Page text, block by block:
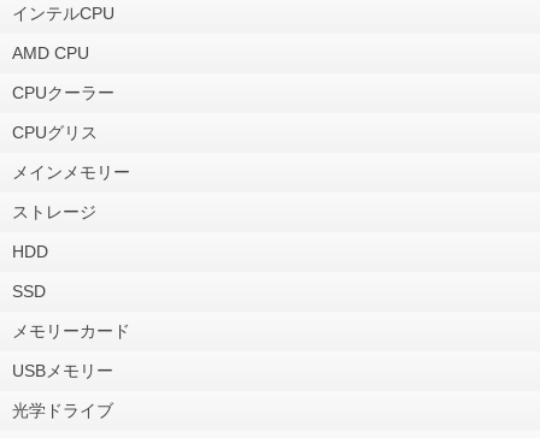
インテルCPU
AMD CPU
CPUクーラー
CPUグリス
メインメモリー
ストレージ
HDD
SSD
メモリーカード
USBメモリー
光学ドライブ